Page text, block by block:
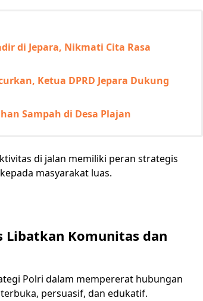
di Jepara, Nikmati Cita Rasa
Ketua DPRD Jepara Dukung
Sampah di Desa Plajan
di jalan memiliki peran strategis
masyarakat luas.
Libatkan Komunitas dan
Polri dalam mempererat hubungan
persuasif, dan edukatif.